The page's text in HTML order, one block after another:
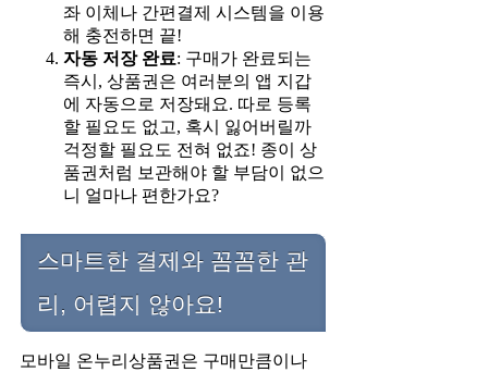
좌 이체나 간편결제 시스템을 이용
해 충전하면 끝!
자동 저장 완료: 구매가 완료되는
즉시, 상품권은 여러분의 앱 지갑
에 자동으로 저장돼요. 따로 등록
할 필요도 없고, 혹시 잃어버릴까
걱정할 필요도 전혀 없죠! 종이 상
품권처럼 보관해야 할 부담이 없으
니 얼마나 편한가요?
스마트한 결제와 꼼꼼한 관
리, 어렵지 않아요!
모바일 온누리상품권은 구매만큼이나